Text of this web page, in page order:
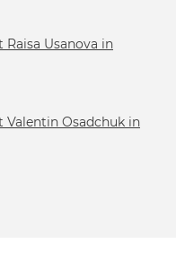
Usanova in
Valentin Osadchuk in